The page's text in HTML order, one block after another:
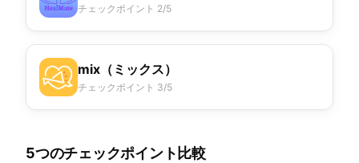
チェックポイント 2/5
mix（ミックス）
チェックポイント 3/5
5つのチェックポイント比較